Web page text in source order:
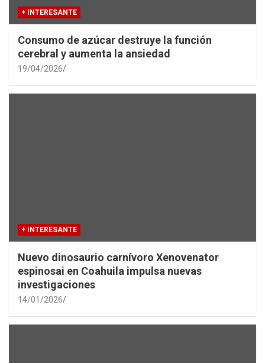
+ INTERESANTE
Consumo de azúcar destruye la función
cerebral y aumenta la ansiedad
19/04/2026
+ INTERESANTE
Nuevo dinosaurio carnívoro Xenovenator
espinosai en Coahuila impulsa nuevas
investigaciones
14/01/2026